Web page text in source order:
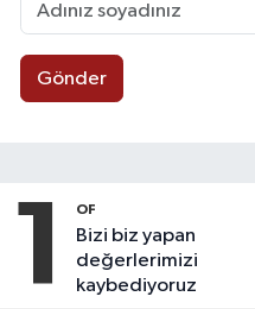
Gönder
1 OF
Bizi biz yapan
değerlerimizi
kaybediyoruz